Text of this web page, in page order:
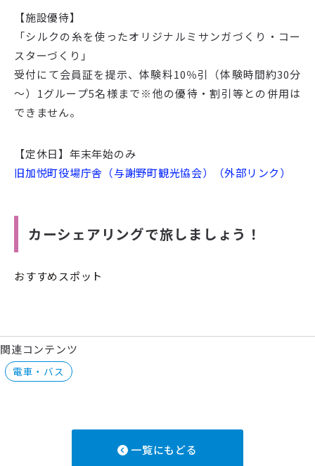
【施設優待】
「シルクの糸を使ったオリジナルミサンガづくり・コー
スターづくり」
受付にて会員証を提示、体験料10％引（体験時間約30分
～）1グループ5名様まで※他の優待・割引等との併用は
できません。
【定休日】年末年始のみ
旧加悦町役場庁舎（与謝野町観光協会）（外部リンク）
カーシェアリングで旅しましょう！
おすすめスポット
関連コンテンツ
電車・バス
一覧にもどる